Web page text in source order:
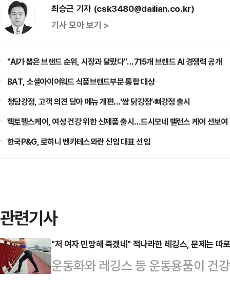
최승근 기자 (csk3480@dailian.co.kr)
기사 모아 보기 >
"AI가 뽑은 브랜드 순위, 시장과 달랐다"…715개 브랜드 AI 경쟁력 공개
BAT, 소셜아이어워드 식품브랜드부문 통합 대상
청담강정, 고객 의견 담아 메뉴 개편…‘쌈 닭강정’·뼈강정 출시
헥토헬스케어, 여성 건강 위한 신제품 출시…드시모네 밸런스 케어 선보여
한국P&G, 로히니 벤카테스와란 신임 대표 선임
관련기사
"저 여자 민망해 죽겠네" 적나라한 레깅스, 문제는 따
운동화와 레깅스 등 운동용품이 건
다.16일 관련업계에 따르면 영국